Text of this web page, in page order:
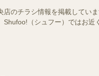
店のチラシ情報を掲載してい
Shufoo!（シュフー）ではお